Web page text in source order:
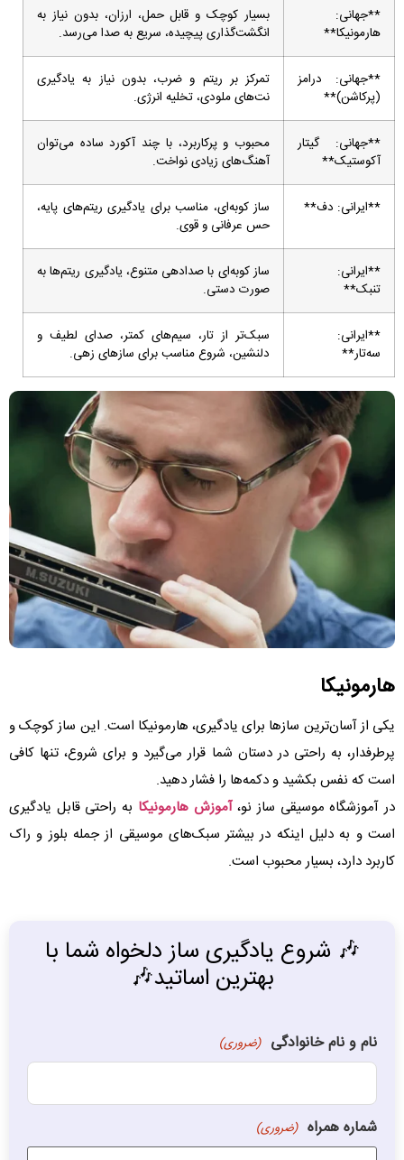
**جهانی:
هارمونیکا**
بسیار کوچک و قابل حمل، ارزان، بدون نیاز به
انگشت‌گذاری پیچیده، سریع به صدا می‌رسد.
**جهانی: درامز
(پرکاشن)**
تمرکز بر ریتم و ضرب، بدون نیاز به یادگیری
نت‌های ملودی، تخلیه انرژی.
**جهانی: گیتار
آکوستیک**
محبوب و پرکاربرد، با چند آکورد ساده می‌توان
آهنگ‌های زیادی نواخت.
**ایرانی: دف**
ساز کوبه‌ای، مناسب برای یادگیری ریتم‌های پایه،
حس عرفانی و قوی.
**ایرانی:
تنبک**
ساز کوبه‌ای با صدادهی متنوع، یادگیری ریتم‌ها به
صورت دستی.
**ایرانی:
سه‌تار**
سبک‌تر از تار، سیم‌های کمتر، صدای لطیف و
دلنشین، شروع مناسب برای سازهای زهی.
هارمونیکا
یکی از آسان‌ترین سازها برای یادگیری، هارمونیکا است. این ساز کوچک و
پرطرفدار، به راحتی در دستان شما قرار می‌گیرد و برای شروع، تنها کافی
است که نفس بکشید و دکمه‌ها را فشار دهید.
در آموزشگاه موسیقی ساز نو،آموزش هارمونیکا به راحتی قابل یادگیری
است و به دلیل اینکه در بیشتر سبک‌های موسیقی از جمله بلوز و راک
کاربرد دارد، بسیار محبوب است.
🎶 شروع یادگیری ساز دلخواه شما با
بهترین اساتید🎶
نام و نام خانوادگی (ضروری)
شماره همراه (ضروری)